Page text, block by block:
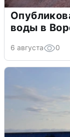
воды в
6 августа 0